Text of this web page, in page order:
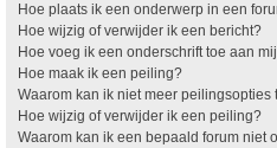
Hoe plaats ik een onderwerp in een
Hoe wijzig of verwijder ik een bericht?
Hoe voeg ik een onderschrift toe aan
Hoe maak ik een peiling?
Waarom kan ik niet meer peilingsopties
Hoe wijzig of verwijder ik een peiling?
Waarom kan ik een bepaald forum niet